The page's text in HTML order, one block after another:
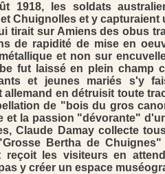
1918, les soldats
Chuignolles et y
tirait sur Amiens des obus
de rapidité de mise en
et non sur
fut laissé en plein champ
et jeunes mariés s'y
allemand en détruisit toute
de "bois du gros
et la passion "dévorante"
Claude Damay collecte
Bertha de
reçoit les visiteurs en
y créer un espace